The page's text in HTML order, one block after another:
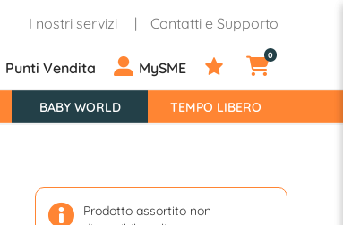
I nostri servizi Contatti e Supporto
Punti Vendita MySME
0
BABY WORLD TEMPO LIBERO
Prodotto assortito non